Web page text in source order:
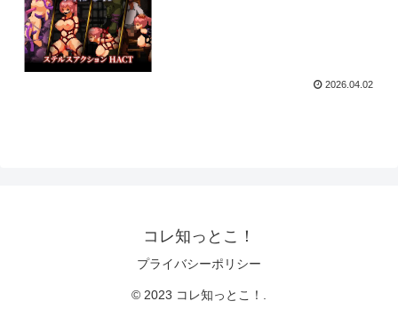
2026.04.02
コレ知っとこ！
プライバシーポリシー
© 2023 コレ知っとこ！.